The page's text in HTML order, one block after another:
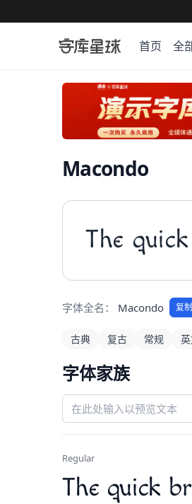
首页 全
Macondo
The
字体全名： Macondo 复制
古典 复古 常规
字体家族
Regular
The quick